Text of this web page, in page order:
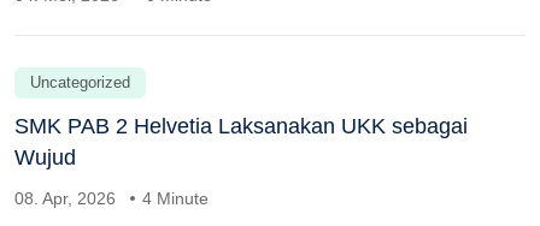
Uncategorized
SMK PAB 2 Helvetia Laksanakan UKK sebagai
Wujud
08. Apr, 2026 4 Minute